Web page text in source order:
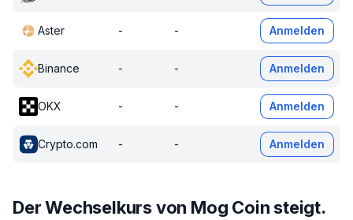
Aster - - Anmelden
Binance - - Anmelden
OKX - - Anmelden
Crypto.com - - Anmelden
Der Wechselkurs von Mog Coin steigt.